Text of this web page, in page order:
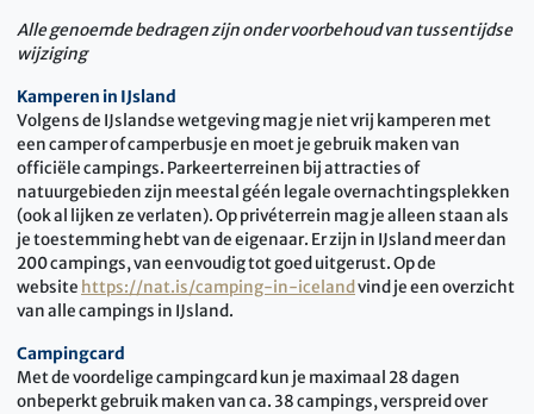
Alle genoemde bedragen zijn onder voorbehoud van tussentijdse
wijziging
Kamperen in IJsland
Volgens de IJslandse wetgeving mag je niet vrij kamperen met
een camper of camperbusje en moet je gebruik maken van
officiële campings. Parkeerterreinen bij attracties of
natuurgebieden zijn meestal géén legale overnachtingsplekken
(ook al lijken ze verlaten). Op privéterrein mag je alleen staan als
je toestemming hebt van de eigenaar. Er zijn in IJsland meer dan
200 campings, van eenvoudig tot goed uitgerust. Op de
website https://nat.is/camping-in-iceland vind je een overzicht
van alle campings in IJsland.
Campingcard
Met de voordelige campingcard kun je maximaal 28 dagen
onbeperkt gebruik maken van ca. 38 campings, verspreid over